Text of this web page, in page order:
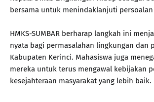
bersama untuk menindaklanjuti
HMKS-SUMBAR berharap langkah ini
nyata bagi permasalahan lingkungan dan
Kabupaten Kerinci. Mahasiswa juga
mereka untuk terus mengawal kebijakan
kesejahteraan masyarakat yang lebih baik.